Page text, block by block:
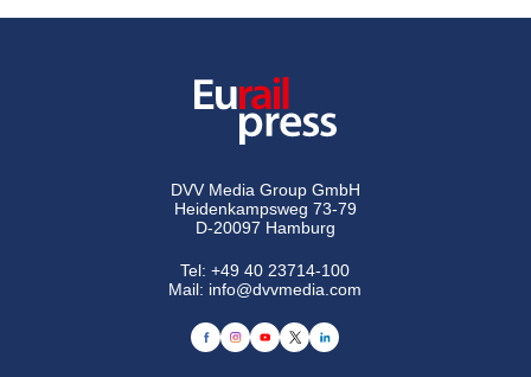
DVV Media Group GmbH
Heidenkampsweg 73-79
D-20097 Hamburg
Tel:+49 40 23714-100
Mail: info@dvvmedia.com